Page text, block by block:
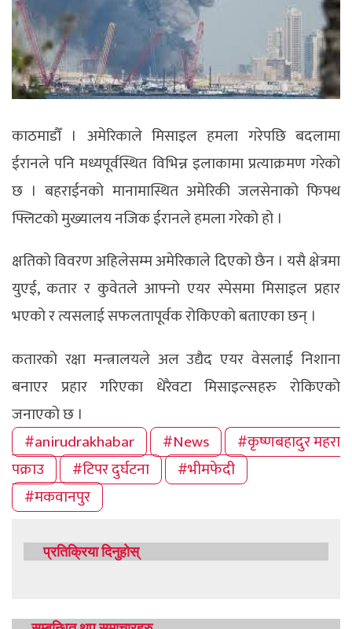
काठमाडौँ । अमेरिकाले मिसाइल हमला गरेपछि बदलामा
ईरानले पनि मध्यपूर्वस्थित विभिन्न इलाकामा प्रत्याक्रमण गरेको
छ । बहराईनको मानामास्थित अमेरिकी जलसेनाको फिफ्थ
फ्लिटको मुख्यालय नजिक ईरानले हमला गरेको हो ।
क्षतिको विवरण अहिलेसम्म अमेरिकाले दिएको छैन । यसै क्षेत्रमा
युएई, कतार र कुवेतले आफ्नो एयर स्पेसमा मिसाइल प्रहार
भएको र त्यसलाई सफलतापूर्वक रोकिएको बताएका छन् ।
कतारको रक्षा मन्त्रालयले अल उद्यैद एयर वेसलाई निशाना
बनाएर प्रहार गरिएका धेरैवटा मिसाइल्सहरु रोकिएको
जनाएको छ ।
#anirudrakhabar
#News
#कृष्णबहादुर महरा
पक्राउ
#टिपर दुर्घटना
#भीमफेदी
#मकवानपुर
प्रतिक्रिया दिनुहोस्